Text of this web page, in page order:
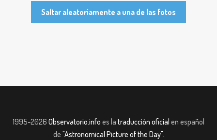
Saltar aleatoriamente a una de las fotos
1995-2026 Observatorio.info es la traducción oficial en español
de "Astronomical Picture of the Day".